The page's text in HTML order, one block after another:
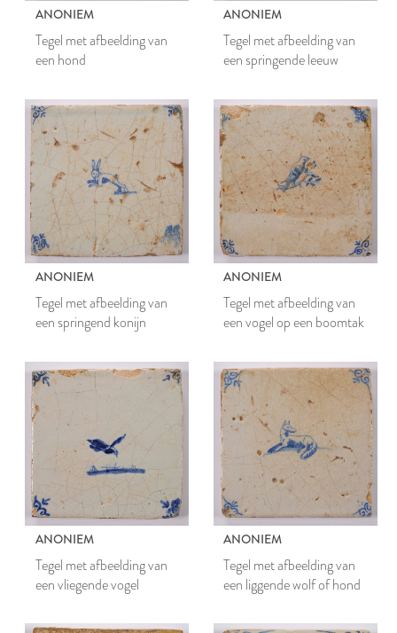
ANONIEM
Tegel met afbeelding van
een hond
ANONIEM
Tegel met afbeelding van
een springende leeuw
ANONIEM
Tegel met afbeelding van
een springend konijn
ANONIEM
Tegel met afbeelding van
een vogel op een boomtak
ANONIEM
Tegel met afbeelding van
een vliegende vogel
ANONIEM
Tegel met afbeelding van
een liggende wolf of hond